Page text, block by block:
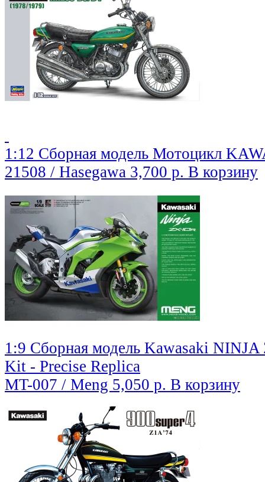
1:12 Сборная модель Мотоцикл
21508 / Hasegawa 3,700 р. В корзину
1:9 Сборная модель Kawasaki
Kit - Precise Replica
MT-007 / Meng 5,050 р. В корзину